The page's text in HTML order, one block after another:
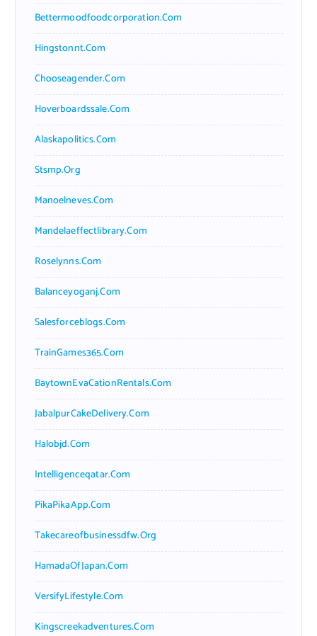
Bettermoodfoodcorporation.com
Hingstonnt.com
Chooseagender.com
Hoverboardssale.com
Alaskapolitics.com
Stsmp.org
Manoelneves.com
Mandelaeffectlibrary.com
Roselynns.com
Balanceyoganj.com
Salesforceblogs.com
TrainGames365.com
BaytownEvaCationRentals.com
JabalpurCakeDelivery.com
Halobjd.com
Intelligenceqatar.com
PikaPikaApp.com
Takecareofbusinessdfw.org
HamadaOfJapan.com
VersifyLifestyle.com
Kingscreekadventures.com